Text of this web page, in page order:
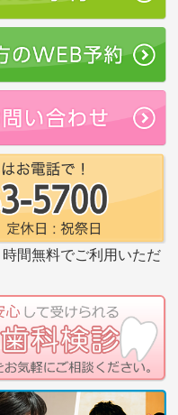
間無料でご利用いただ